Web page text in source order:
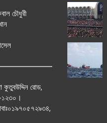
চৌধুরী
কুতুবউদ্দিন রোড,
১২৩০।